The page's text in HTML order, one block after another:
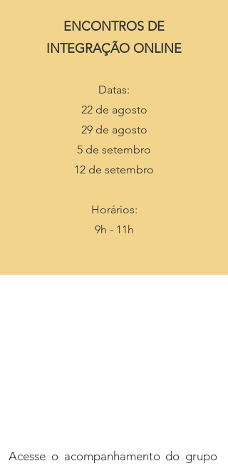
ENCONTROS DE
INTEGRAÇÃO ONLINE
Datas:
22 de agosto
29 de agosto
5 de setembro
12 de setembro
Horários:
9h - 11h
Acesse o acompanhamento do grupo